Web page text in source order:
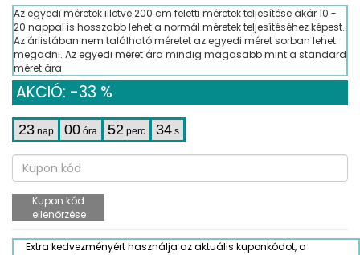
Az egyedi méretek illetve 200 cm feletti méretek teljesítése akár 10 -
20 nappal is hosszabb lehet a normál méretek teljesítéséhez képest.
Az árlistában nem található méretet az egyedi méret sorban lehet
megadni. Az egyedi méret ára mindig magasabb mint a standard
méret ára.
AKCIÓ: -33 %
23 nap 00 óra 52 perc 34 s
Kupon kód
ellenőrzése
Extra kedvezményért használja az aktuális kuponkódot, a